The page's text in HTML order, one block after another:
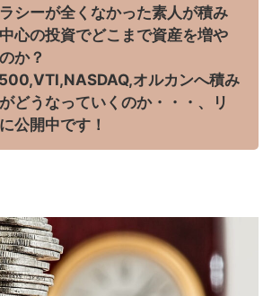
シーが全くなかった素人が積み
心の投資でどこまで資産を増や
か？
オルカンへ積み
どうなっていくのか・・・、リ
公開中です！